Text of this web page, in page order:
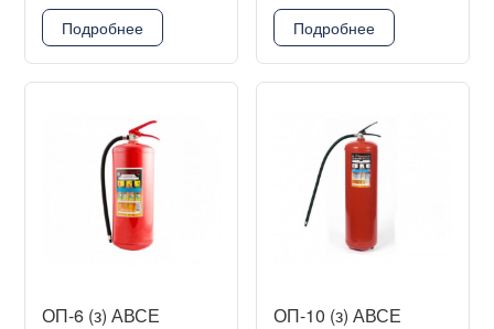
Подробнее Подробнее
ОП-6 (з) АВСЕ ОП-10 (з) АВСЕ